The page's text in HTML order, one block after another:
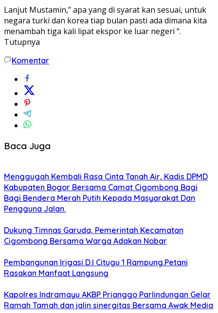
Lanjut Mustamin,” apa yang di syarat kan sesuai, untuk
negara turki dan korea tiap bulan pasti ada dimana kita
menambah tiga kali lipat ekspor ke luar negeri “.
Tutupnya
Komentar
Baca Juga
Menggugah Kembali Rasa Cinta Tanah Air, Kadis DPMD
Kabupaten Bogor Bersama Camat Cigombong Bagi
Bagi Bendera Merah Putih Kepada Masyarakat Dan
Pengguna Jalan.
Dukung Timnas Garuda, Pemerintah Kecamatan
Cigombong Bersama Warga Adakan Nobar
Pembangunan Irigasi D.I Citugu 1 Rampung.Petani
Rasakan Manfaat Langsung
Kapolres Indramayu AKBP Prianggo Parlindungan Gelar
Ramah Tamah dan jalin sinergitas Bersama Awak Media